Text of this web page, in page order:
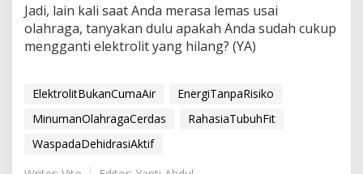
Jadi, lain kali saat Anda merasa lemas usai
olahraga, tanyakan dulu apakah Anda sudah cukup
mengganti elektrolit yang hilang? (YA)
ElektrolitBukanCumaAir
EnergiTanpaRisiko
MinumanOlahragaCerdas
RahasiaTubuhFit
WaspadaDehidrasiAktif